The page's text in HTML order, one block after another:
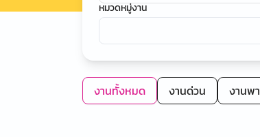
หมวดหมู่งาน
งานทั้งหมด งานด่วน งานพ